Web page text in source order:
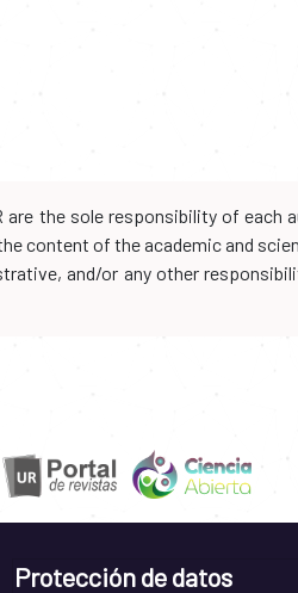
the sole responsibility of
content of the academic and
and/or any other
Protección de datos